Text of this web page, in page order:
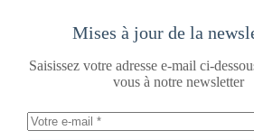
Mises à jour de la
Saisissez votre adresse e-mail ci-
vous à notre newsletter